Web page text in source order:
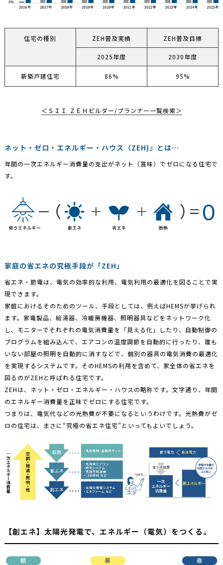
住宅の種別 ZEH普及実績 ZEH普及目標
2025年度 2030年度
新築戸建住宅 86% 95%
＜ＳＩＩ ＺＥＨビルダー/プランナー⼀覧検索＞
ネット・ゼロ・エネルギー・ハウス（ZEH)』とは…
年間の一次エネルギー消費量の支出がネット（賞味）でゼロになる住宅で
す。
家庭の省エネの究極手段が「ZEH」
省エネ・節電は、電気の効率的な利用、電気利用の最適化を図ることで実
現できます。
家庭におけるそのためのツール、手段としては、例えばHEMSが挙げられ
ます。家電製品、給湯器、冷暖房機器、照明器具などをネットワーク化
し、モニターでそれぞれの電気消費量を「見える化」したり、自動制御の
プログラムを組み込んで、エアコンの温度調節を自動的に行ったり、誰も
いない部屋の照明を自動的に消すなどで、個別の器具の電気消費の最適化
を実現するシステムです。そのHEMSの利用を含めて、家全体の省エネを
図るのがZEHと呼ばれる住宅です。
ZEHは、ネット・ゼロ・エネルギー・ハウスの略称です。文字通り、年間
のエネルギー消費量を正味でゼロにする住宅です。
つまりは、電気代などの光熱費が不要になるというわけです。光熱費がゼ
ロの住宅は、まさに“究極の省エネ住宅”といってもよいでしょう。
【創エネ】太陽光発電で、エネルギー（電気）をつくる。